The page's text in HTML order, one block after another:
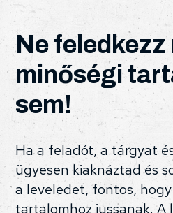
Ne feledkezz
minőségi
sem!
Ha a feladót, a tárgyat
ügyesen kiaknáztad és
a leveledet, fontos,
tartalomhoz jussanak.